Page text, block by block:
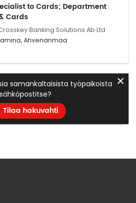
to Cards; Department
Cards
Banking Solutions Ab Ltd
Ahvenanmaa
samankaltaisista työpaikoista
sähköpostitse?
Tilaa hakuvahti
✕